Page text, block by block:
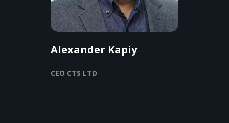
Alexander Kapiy
CEO CTS LTD